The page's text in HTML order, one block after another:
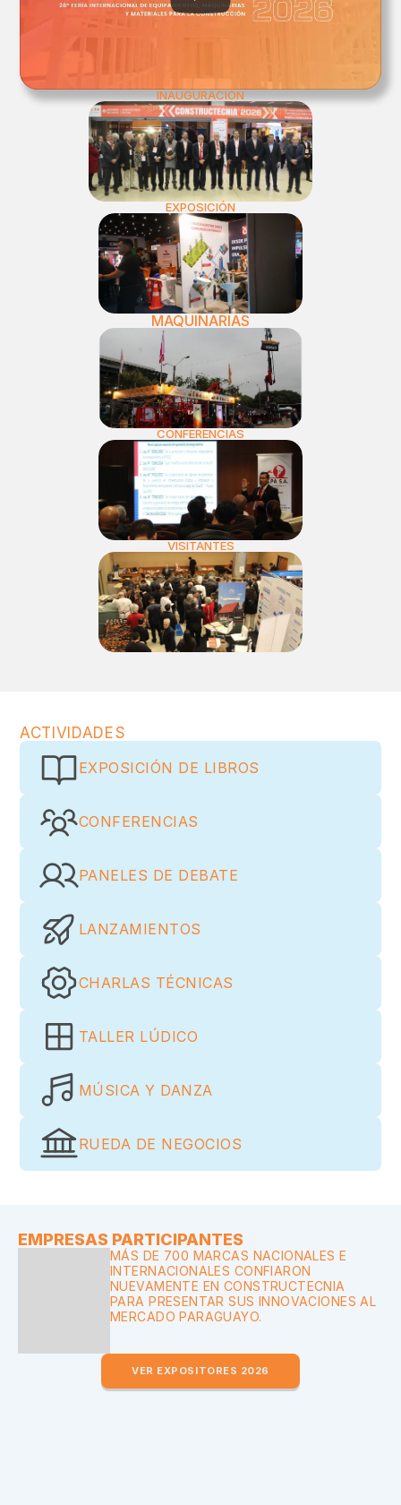
INAUGURACIÓN
EXPOSICIÓN
MAQUINARIAS
CONFERENCIAS
VISITANTES
ACTIVIDADES
EXPOSICIÓN DE LIBROS
CONFERENCIAS
PANELES DE DEBATE
LANZAMIENTOS
CHARLAS TÉCNICAS
TALLER LÚDICO
MÚSICA Y DANZA
RUEDA DE NEGOCIOS
EMPRESAS PARTICIPANTES
MÁS DE 700 MARCAS NACIONALES E
INTERNACIONALES CONFIARON
NUEVAMENTE EN CONSTRUCTECNIA
PARA PRESENTAR SUS INNOVACIONES AL
MERCADO PARAGUAYO.
VER EXPOSITORES 2026